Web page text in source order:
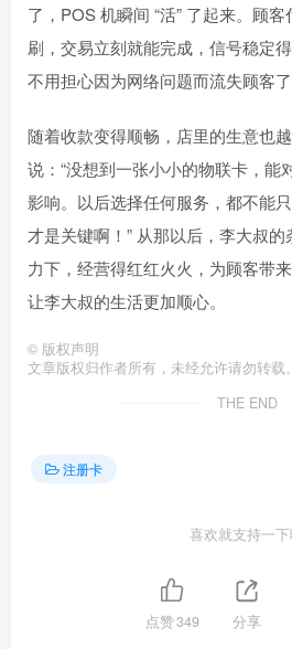
了，POS 机瞬间 “活” 了起来。顾
刷，交易立刻就能完成，信号稳定
不用担心因为网络问题而流失顾客了
随着收款变得顺畅，店里的生意也
说：“没想到一张小小的物联卡，能
影响。以后选择任何服务，都不能
才是关键啊！” 从那以后，李大叔
力下，经营得红红火火，为顾客带
让李大叔的生活更加顺心。
© 版权声明
文章版权归作者所有，未经允许请勿转载。
THE END
注册卡
喜欢就支持一
点赞349 分享